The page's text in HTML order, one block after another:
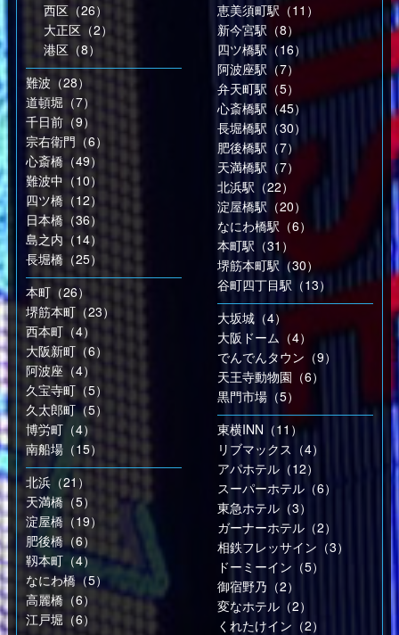
西区（26）
大正区（2）
港区（8）
難波（28）
道頓堀（7）
千日前（9）
宗右衛門（6）
心斎橋（49）
難波中（10）
四ツ橋（12）
日本橋（36）
島之内（14）
長堀橋（25）
本町（26）
堺筋本町（23）
西本町（4）
大阪新町（6）
阿波座（4）
久宝寺町（5）
久太郎町（5）
博労町（4）
南船場（15）
北浜（21）
天満橋（5）
淀屋橋（19）
肥後橋（6）
靱本町（4）
なにわ橋（5）
高麗橋（6）
江戸堀（6）
恵美須町駅（11）
新今宮駅（8）
四ツ橋駅（16）
阿波座駅（7）
弁天町駅（5）
心斎橋駅（45）
長堀橋駅（30）
肥後橋駅（7）
天満橋駅（7）
北浜駅（22）
淀屋橋駅（20）
なにわ橋駅（6）
本町駅（31）
堺筋本町駅（30）
谷町四丁目駅（13）
大坂城（4）
大阪ドーム（4）
でんでんタウン（9）
天王寺動物園（6）
黒門市場（5）
東横INN（11）
リブマックス（4）
アパホテル（12）
スーパーホテル（6）
東急ホテル（3）
ガーナーホテル（2）
相鉄フレッサイン（3）
ドーミーイン（5）
御宿野乃（2）
変なホテル（2）
くれたけイン（2）